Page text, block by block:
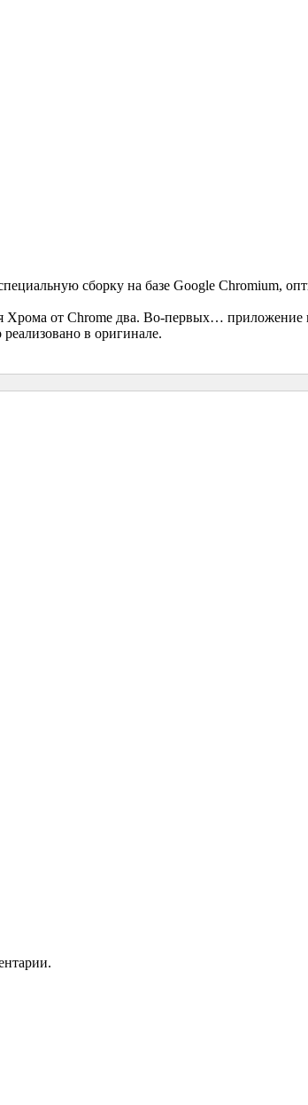
сборку на базе Google Chromium,
Хрома от Chrome два. Во-первых…
в оригинале.